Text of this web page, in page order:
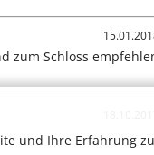
und Ihre Erfahrung
zum Schloss